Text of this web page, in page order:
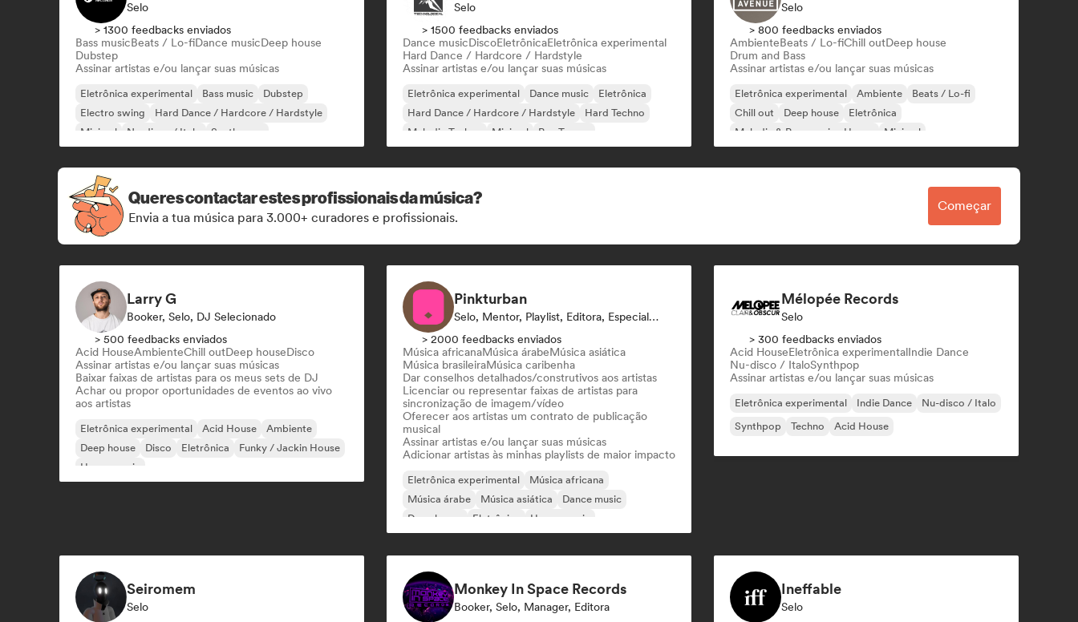
Selo
> 1300 feedbacks enviados
Bass musicBeats / Lo-fiDance musicDeep house
Dubstep
Assinar artistas e/ou lançar suas músicas
Eletrônica experimental Bass music
Dubstep
Electro swing
Hard Dance / Hardcore / Hardstyle
Minimal
Nu-disco / Italo Synthwave
Selo
> 1500 feedbacks enviados
Dance musicDiscoEletrônicaEletrônica experimental
Hard Dance / Hardcore / Hardstyle
Assinar artistas e/ou lançar suas músicas
Eletrônica experimental Dance music
Eletrônica
Hard Dance / Hardcore / Hardstyle
Hard Techno
Melodic Techno
Minimal Psy-Trance
Selo
> 800 feedbacks enviados
AmbienteBeats / Lo-fiChill outDeep house
Drum and Bass
Assinar artistas e/ou lançar suas músicas
Eletrônica experimental Ambiente
Beats / Lo-fi
Chill out
Deep house
Eletrônica
Melodic & Progressive House
Minimal
Queres contactar estes profissionais da música?
Envia a tua música para 3.000+ curadores e profissionais.
Começar
Larry G
Booker, Selo, DJ Selecionado
> 500 feedbacks enviados
Acid HouseAmbienteChill outDeep houseDisco
Assinar artistas e/ou lançar suas músicas
Baixar faixas de artistas para os meus sets de DJ
Achar ou propor oportunidades de eventos ao vivo
aos artistas
Eletrônica experimental Acid House
Ambiente
Deep house
Disco Eletrônica
Funky / Jackin House
House music
Pinkturban
Selo, Mentor, Playlist, Editora, Especialista Em Sincronização
> 2000 feedbacks enviados
Música africanaMúsica árabeMúsica asiática
Música brasileiraMúsica caribenha
Dar conselhos detalhados/construtivos aos artistas
Licenciar ou representar faixas de artistas para
sincronização de imagem/vídeo
Oferecer aos artistas um contrato de publicação
musical
Assinar artistas e/ou lançar suas músicas
Adicionar artistas às minhas playlists de maior impacto
Eletrônica experimental
Música africana
Música árabe
Música asiática
Dance music
Deep house
Eletrônica House music
Mélopée Records
Selo
> 300 feedbacks enviados
Acid HouseEletrônica experimentalIndie Dance
Nu-disco / ItaloSynthpop
Assinar artistas e/ou lançar suas músicas
Eletrônica experimental Indie Dance
Nu-disco / Italo
Synthpop
Techno Acid House
Seiromem
Selo
Monkey In Space Records
Booker, Selo, Manager, Editora
Ineffable
Selo